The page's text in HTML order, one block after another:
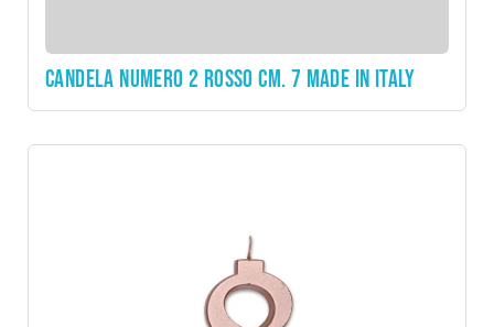
CANDELA NUMERO 2 ROSSO CM. 7 MADE IN ITALY